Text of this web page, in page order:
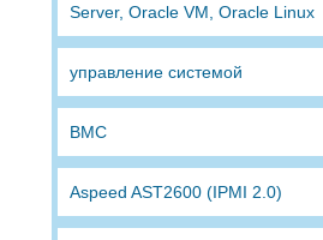
Server, Oracle VM, Oracle Linux
управление системой
BMC
Aspeed AST2600 (IPMI 2.0)